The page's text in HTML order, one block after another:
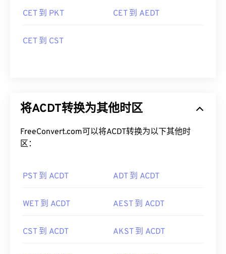
CET 到 PKT CET 到 AEDT
CET 到 CST
将ACDT转换为其他时区
FreeConvert.com可以将ACDT转换为以下其他时
区：
PST 到 ACDT ADT 到 ACDT
WET 到 ACDT AEST 到 ACDT
CST 到 ACDT AKST 到 ACDT